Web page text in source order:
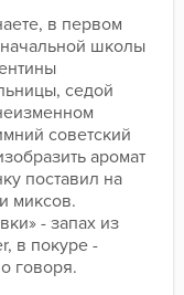
в первом
школы
седой
советский
аромат
поставил на
миксов.
- запах из
в покуре -
говоря.